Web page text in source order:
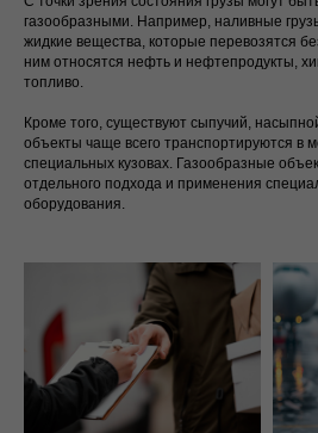
газообразными. Например, наливные
жидкие вещества, которые перевозятся
ним относятся нефть и нефтепродукты,
топливо.
Кроме того, существуют сыпучий,
объекты чаще всего транспортируются в
специальных кузовах. Газообразные
отдельного подхода и применения
оборудования.